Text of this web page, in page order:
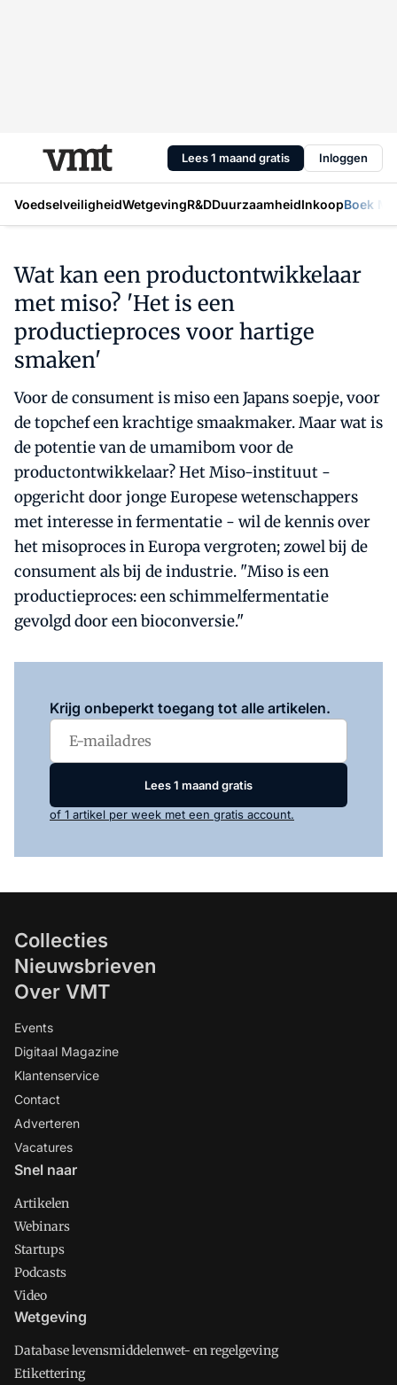
Lees 1 maand gratis Inloggen
VoedselveiligheidWetgevingR&DDuurzaamheidInkoopBoek
Wat kan een productontwikkelaar
met miso? 'Het is een
productieproces voor hartige
smaken'
Voor de consument is miso een Japans soepje, voor
de topchef een krachtige smaakmaker. Maar wat is
de potentie van de umamibom voor de
productontwikkelaar? Het Miso-instituut -
opgericht door jonge Europese wetenschappers
met interesse in fermentatie - wil de kennis over
het misoproces in Europa vergroten; zowel bij de
consument als bij de industrie. "Miso is een
productieproces: een schimmelfermentatie
gevolgd door een bioconversie."
Krijg onbeperkt toegang tot alle artikelen.
Lees 1 maand gratis
of 1 artikel per week met een gratis account.
Collecties
Nieuwsbrieven
Over VMT
Events
Digitaal Magazine
Klantenservice
Contact
Adverteren
Vacatures
Snel naar
Artikelen
Webinars
Startups
Podcasts
Video
Wetgeving
Database levensmiddelenwet- en regelgeving
Etikettering